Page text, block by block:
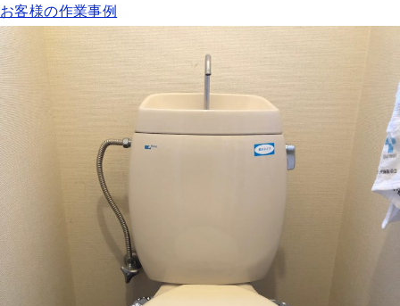
お客様の作業事例